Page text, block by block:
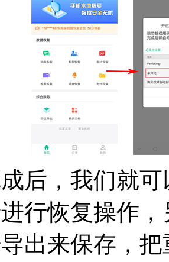
后，我们就
行恢复操作
出来保存，